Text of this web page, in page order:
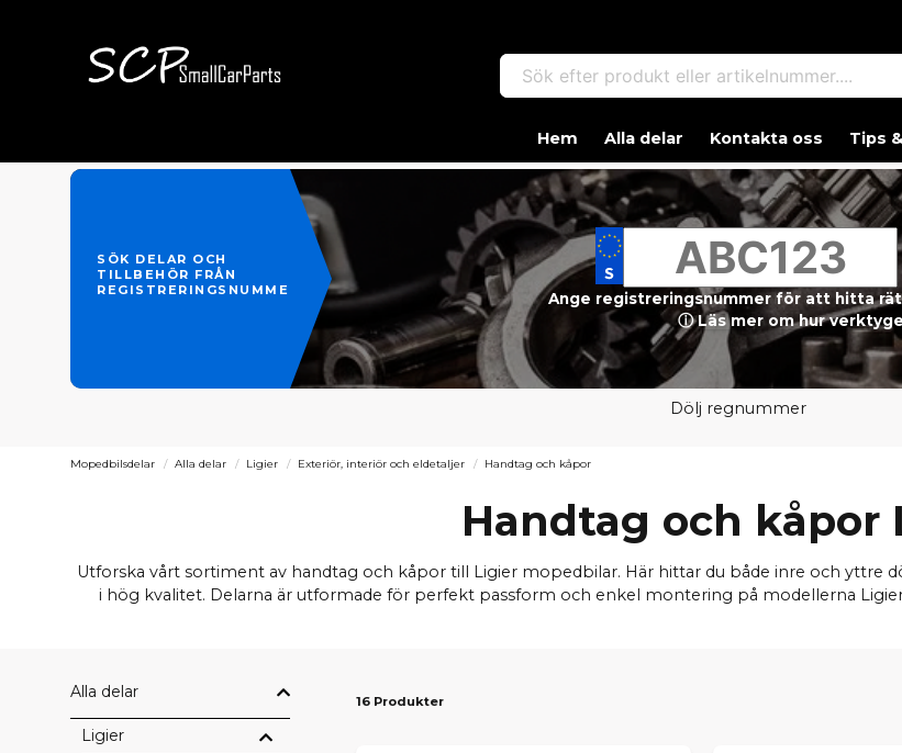
Sök efter produkt eller artikelnummer....
Hem Alla delar Kontakta oss Tips
SÖK DELAR OCH
TILLBEHÖR FRÅN
REGISTRERINGSNUMMER
Ange registreringsnummer för att hitta
ⓘ Läs mer om hur
Dölj regnummer
Mopedbilsdelar Alla delar Ligier Exteriör, interiör och eldetaljer Handtag och kåpor
Handtag och kåpor
Utforska vårt sortiment av handtag och kåpor till Ligier mopedbilar. Här hittar du både inre och yttre
i hög kvalitet. Delarna är utformade för perfekt passform och enkel montering på modellerna Ligier
Alla delar
Ligier
16 Produkter